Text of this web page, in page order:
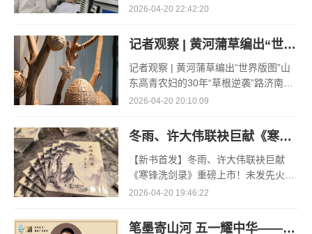
我，现在的生鲜赛道已经卷成麻花了，
这样？答案其实很简单
2026-04-20 22:42:20
记者观察 | 黄河蒲草编出“世界版图”
记者观察 | 黄河蒲草编出“世界版图”山
东高青农妇的30年“草根逆袭”路济南电
（记者 瑞夫 王克军 郭克烁）一根黄河
套村农民任春花给
2026-04-20 20:10:09
冬雨、许大伟联袂巨献《寒锋洗剑录》重磅上市！未发先火引业界瞩目，丹心侠骨再掀武侠热潮
【新书首发】冬雨、许大伟联袂巨献
《寒锋洗剑录》重磅上市！未发先火引
业界瞩目，丹心侠骨再掀武侠热潮（文/
的长篇历史武侠力作《寒锋
2026-04-20 19:46:22
笔墨寄山河 五一耀中华——水墨先锋艺术巨匠王锁平